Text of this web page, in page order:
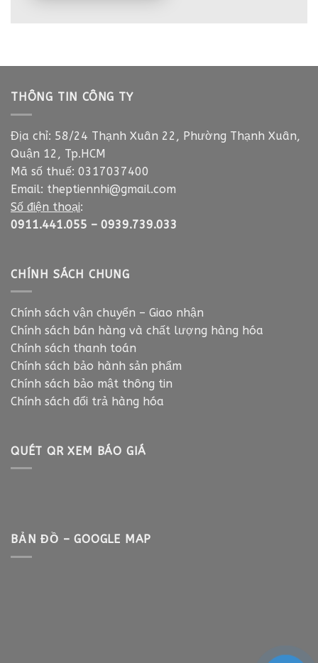
THÔNG TIN CÔNG TY
Địa chỉ: 58/24 Thạnh Xuân 22, Phường Thạnh Xuân,
Quận 12, Tp.HCM
Mã số thuế: 0317037400
Email: theptiennhi@gmail.com
Số điện thoại:
0911.441.055 – 0939.739.033
CHÍNH SÁCH CHUNG
Chính sách vận chuyển – Giao nhận
Chính sách bán hàng và chất lượng hàng hóa
Chính sách thanh toán
Chính sách bảo hành sản phẩm
Chính sách bảo mật thông tin
Chính sách đổi trả hàng hóa
QUÉT QR XEM BÁO GIÁ
BẢN ĐỒ – GOOGLE MAP